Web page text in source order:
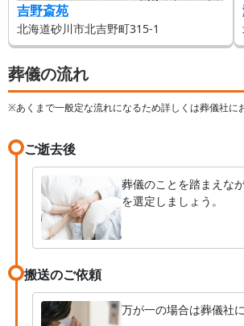
吉野斎苑
北海道砂川市北吉野町315-1
葬儀の流れ
※あくまで一般定な流れになるため詳しくは葬儀社に
ご逝去後
葬儀のことを踏まえな
を選定しましょう。
搬送のご依頼
万が一の場合は葬儀社